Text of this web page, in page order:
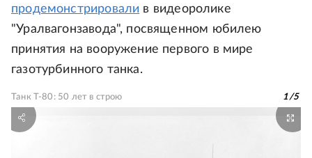
продемонстрировали в видеоролике
"Уралвагонзавода", посвященном юбилею
принятия на вооружение первого в мире
газотурбинного танка.
Танк Т-80: 50 лет в строю 1/5